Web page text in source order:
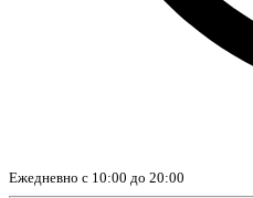
Ежедневно с 10:00 до 20:00